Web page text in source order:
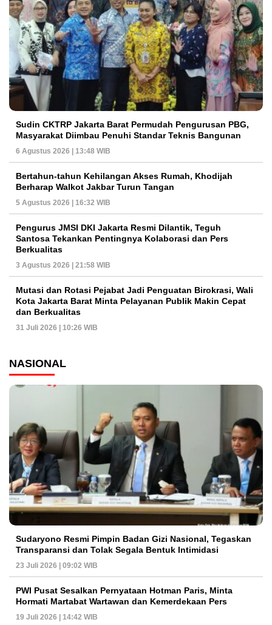
Sudin CKTRP Jakarta Barat Permudah Pengurusan PBG,
Masyarakat Diimbau Penuhi Standar Teknis Bangunan
6 Agustus 2026 | 13:48 WIB
Bertahun-tahun Kehilangan Akses Rumah, Khodijah
Berharap Walkot Jakbar Turun Tangan
5 Agustus 2026 | 16:32 WIB
Pengurus JMSI DKI Jakarta Resmi Dilantik, Teguh
Santosa Tekankan Pentingnya Kolaborasi dan Pers
Berkualitas
3 Agustus 2026 | 21:58 WIB
Mutasi dan Rotasi Pejabat Jadi Penguatan Birokrasi, Wali
Kota Jakarta Barat Minta Pelayanan Publik Makin Cepat
dan Berkualitas
31 Juli 2026 | 10:26 WIB
NASIONAL
Sudaryono Resmi Pimpin Badan Gizi Nasional, Tegaskan
Transparansi dan Tolak Segala Bentuk Intimidasi
23 Juli 2026 | 09:02 WIB
PWI Pusat Sesalkan Pernyataan Hotman Paris, Minta
Hormati Martabat Wartawan dan Kemerdekaan Pers
19 Juli 2026 | 14:42 WIB